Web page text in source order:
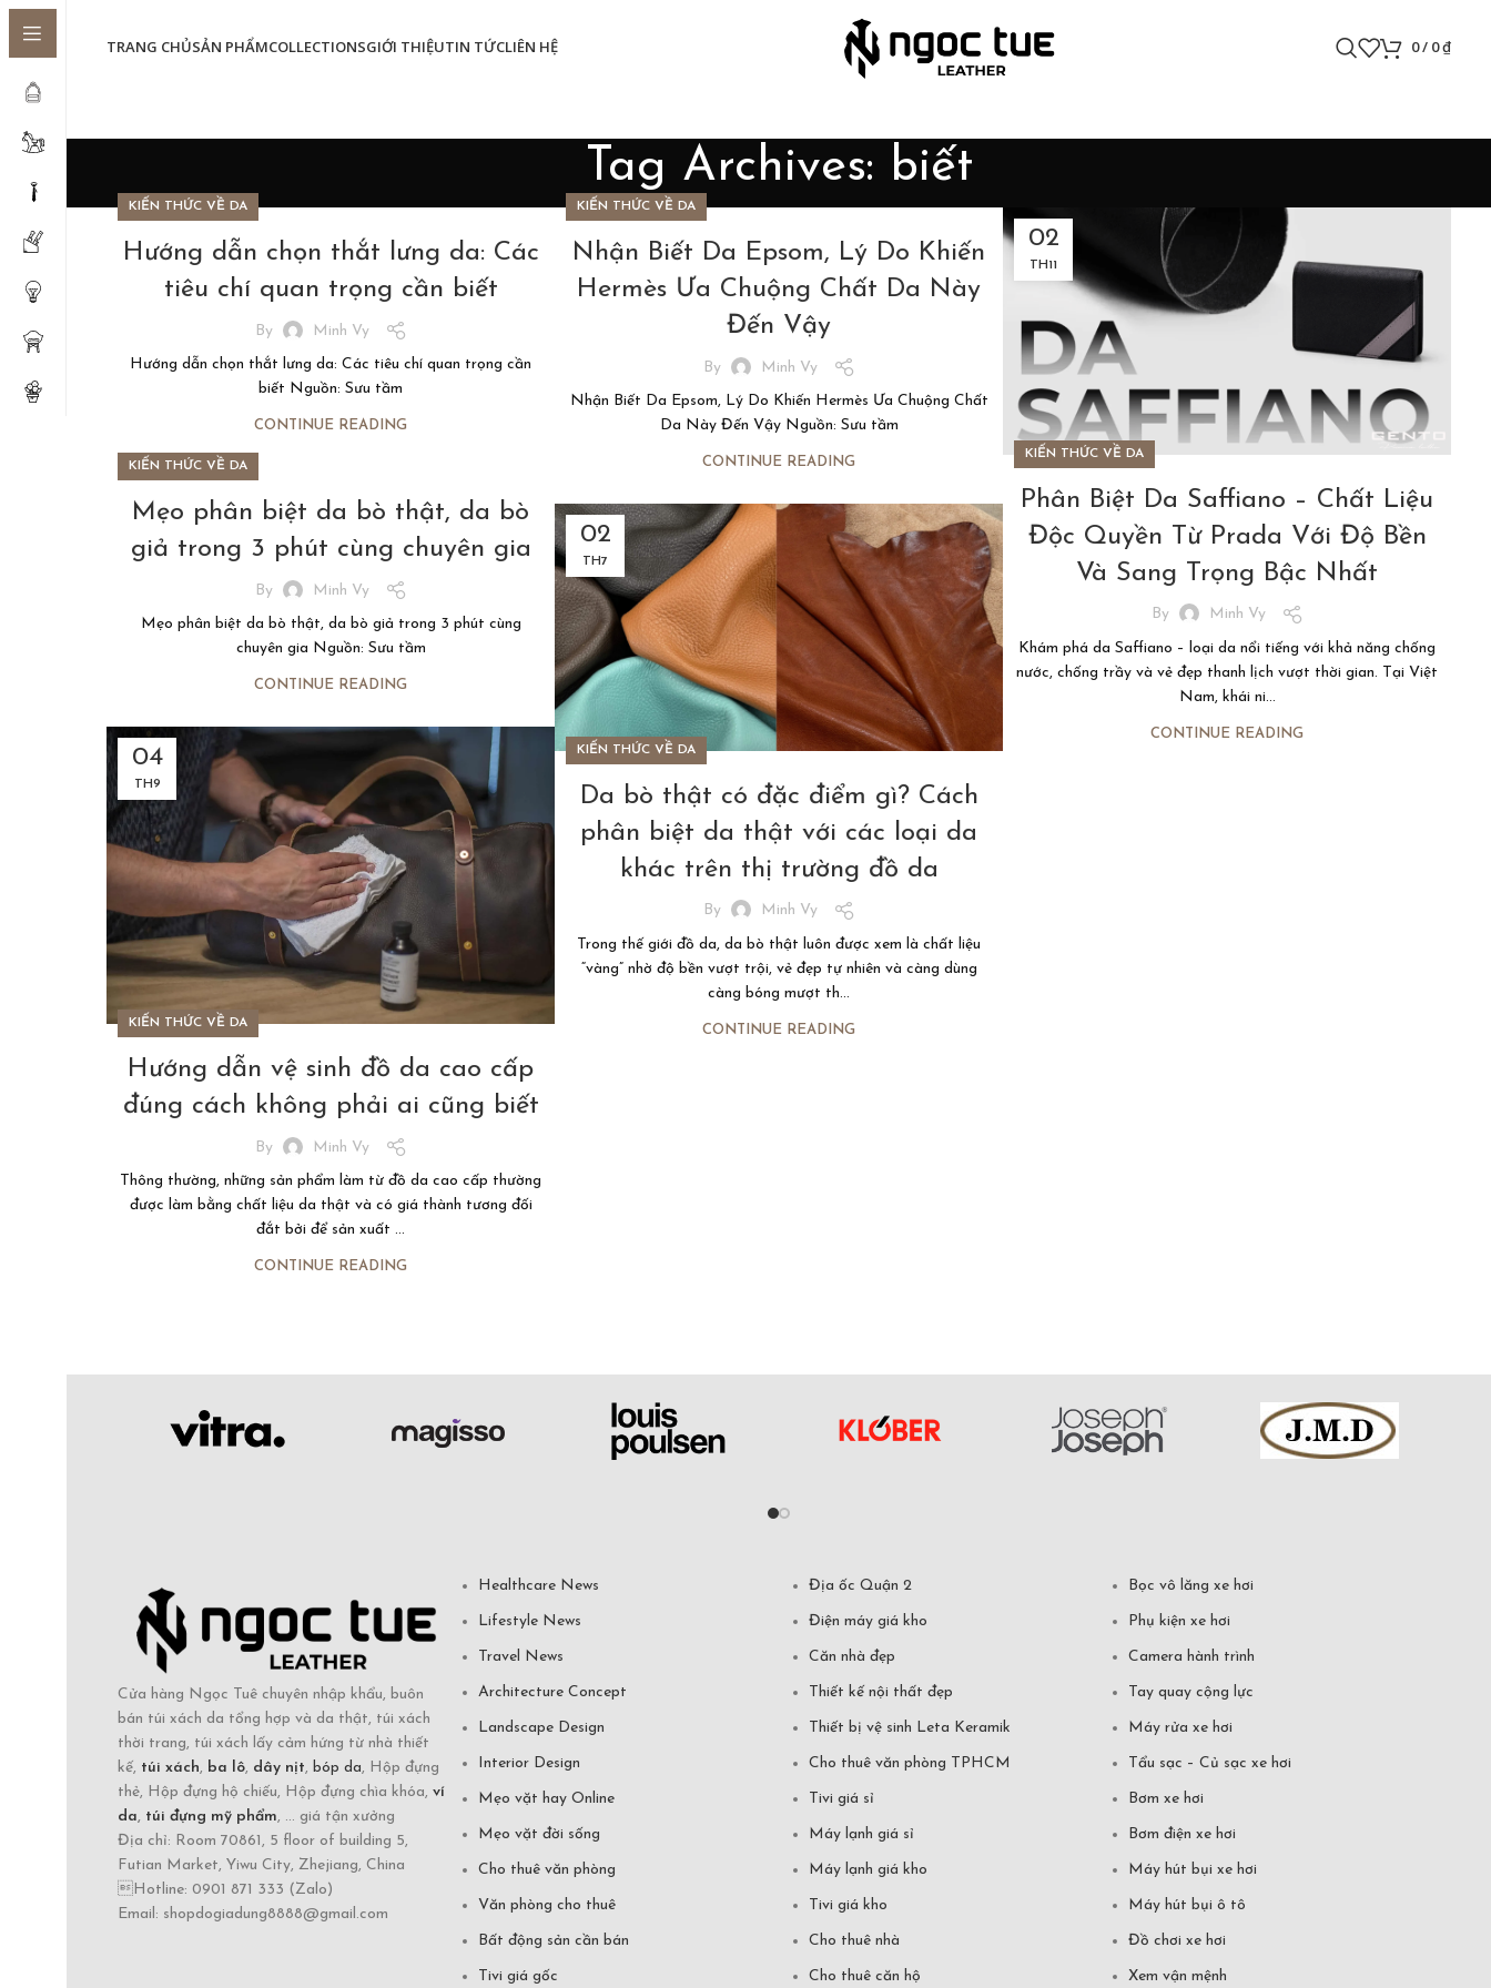
TRANG CHỦSẢN PHẨMCOLLECTIONSGIỚI THIỆUTIN TỨCLIÊN HỆ 0/ 0₫
Tag Archives: biết
KIẾN THỨC VỀ DA
Hướng dẫn chọn thắt lưng da: Các
tiêu chí quan trọng cần biết
By Minh Vy
Hướng dẫn chọn thắt lưng da: Các tiêu chí quan trọng cần
biết Nguồn: Sưu tầm
CONTINUE READING
KIẾN THỨC VỀ DA
Nhận Biết Da Epsom, Lý Do Khiến
Hermès Ưa Chuộng Chất Da Này
Đến Vậy
By Minh Vy
Nhận Biết Da Epsom, Lý Do Khiến Hermès Ưa Chuộng Chất
Da Này Đến Vậy Nguồn: Sưu tầm
CONTINUE READING
02
TH11
KIẾN THỨC VỀ DA
Phân Biệt Da Saffiano – Chất Liệu
Độc Quyền Từ Prada Với Độ Bền
Và Sang Trọng Bậc Nhất
By Minh Vy
Khám phá da Saffiano – loại da nổi tiếng với khả năng chống
nước, chống trầy và vẻ đẹp thanh lịch vượt thời gian. Tại Việt
Nam, khái ni...
CONTINUE READING
KIẾN THỨC VỀ DA
Mẹo phân biệt da bò thật, da bò
giả trong 3 phút cùng chuyên gia
By Minh Vy
Mẹo phân biệt da bò thật, da bò giả trong 3 phút cùng
chuyên gia Nguồn: Sưu tầm
CONTINUE READING
02
TH7
KIẾN THỨC VỀ DA
Da bò thật có đặc điểm gì? Cách
phân biệt da thật với các loại da
khác trên thị trường đồ da
By Minh Vy
Trong thế giới đồ da, da bò thật luôn được xem là chất liệu
“vàng” nhờ độ bền vượt trội, vẻ đẹp tự nhiên và càng dùng
càng bóng mượt th...
CONTINUE READING
04
TH9
KIẾN THỨC VỀ DA
Hướng dẫn vệ sinh đồ da cao cấp
đúng cách không phải ai cũng biết
By Minh Vy
Thông thường, những sản phẩm làm từ đồ da cao cấp thường
được làm bằng chất liệu da thật và có giá thành tương đối
đắt bởi để sản xuất ...
CONTINUE READING
Cửa hàng Ngọc Tuê chuyên nhập khẩu, buôn
bán túi xách da tổng hợp và da thật, túi xách
thời trang, túi xách lấy cảm hứng từ nhà thiết
kế, túi xách, ba lô, dây nịt, bóp da, Hộp đựng
thẻ, Hộp đựng hộ chiếu, Hộp đựng chìa khóa, ví
da, túi đựng mỹ phẩm, ... giá tận xưởng
Địa chỉ: Room 70861, 5 floor of building 5,
Futian Market, Yiwu City, Zhejiang, China
Hotline: 0901 871 333 (Zalo)
Email: shopdogiadung8888@gmail.com
Healthcare News
Lifestyle News
Travel News
Architecture Concept
Landscape Design
Interior Design
Mẹo vặt hay Online
Mẹo vặt đời sống
Cho thuê văn phòng
Văn phòng cho thuê
Bất động sản cần bán
Tivi giá gốc
Địa ốc Quận 2
Điện máy giá kho
Căn nhà đẹp
Thiết kế nội thất đẹp
Thiết bị vệ sinh Leta Keramik
Cho thuê văn phòng TPHCM
Tivi giá sỉ
Máy lạnh giá sỉ
Máy lạnh giá kho
Tivi giá kho
Cho thuê nhà
Cho thuê căn hộ
Bọc vô lăng xe hơi
Phụ kiện xe hơi
Camera hành trình
Tay quay cộng lực
Máy rửa xe hơi
Tẩu sạc – Củ sạc xe hơi
Bơm xe hơi
Bơm điện xe hơi
Máy hút bụi xe hơi
Máy hút bụi ô tô
Đồ chơi xe hơi
Xem vận mệnh